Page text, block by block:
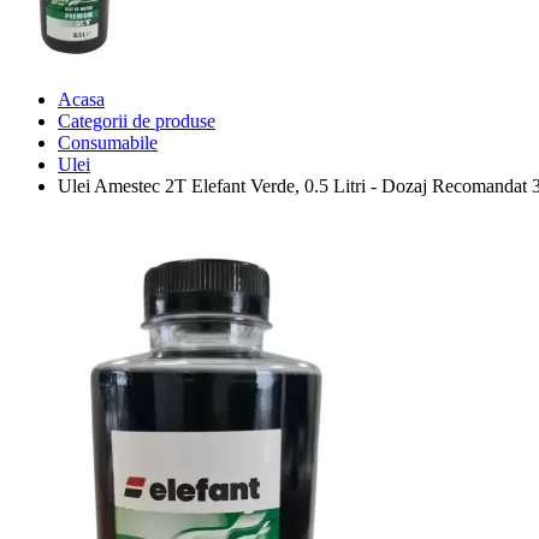
Acasa
Categorii de produse
Consumabile
Ulei
Ulei Amestec 2T Elefant Verde, 0.5 Litri - Dozaj Recomandat